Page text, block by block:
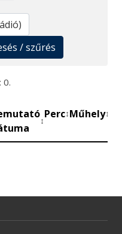
/ szűrés
0.
↕
Perc↕Műhely↕